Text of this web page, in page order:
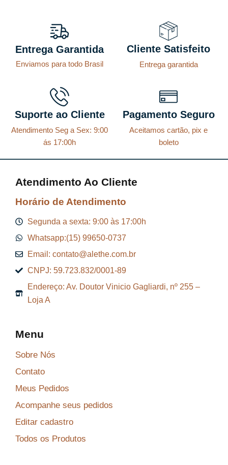
Entrega Garantida
Enviamos para todo Brasil
Cliente Satisfeito
Entrega garantida
Suporte ao Cliente
Atendimento Seg a Sex: 9:00
ás 17:00h
Pagamento Seguro
Aceitamos cartão, pix e
boleto
Atendimento Ao Cliente
Horário de Atendimento
Segunda a sexta: 9:00 às 17:00h
Whatsapp:(15) 99650-0737
Email: contato@alethe.com.br
CNPJ: 59.723.832/0001-89
Endereço: Av. Doutor Vinicio Gagliardi, nº 255 –
Loja A
Menu
Sobre Nós
Contato
Meus Pedidos
Acompanhe seus pedidos
Editar cadastro
Todos os Produtos